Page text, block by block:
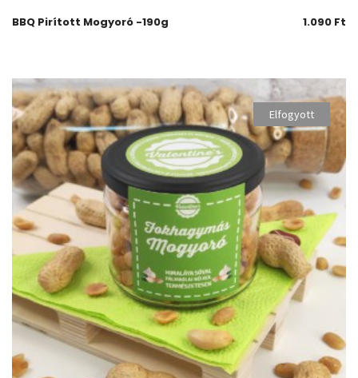
BBQ Pirított Mogyoró -190g 1.090 Ft
Elfogyott